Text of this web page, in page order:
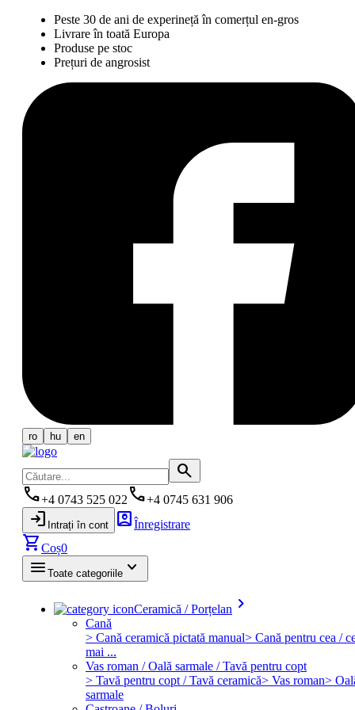
Peste 30 de ani de experineță în comerțul en-gros
Livrare în toată Europa
Produse pe stoc
Prețuri de angrosist
ro hu en
search
phone+4 0743 525 022 phone+4 0745 631 906
login Intrați în cont account_boxÎnregistrare
shopping_cartCoș0
menu Toate categoriile keyboard_arrow_down
Ceramică / Porțelan keyboard_arrow_right
Cană
> Cană ceramică pictată manual> Cană pentru cea /
mai ...
Vas roman / Oală sarmale / Tavă pentru copt
> Tavă pentru copt / Tavă ceramică> Vas roman>
sarmale